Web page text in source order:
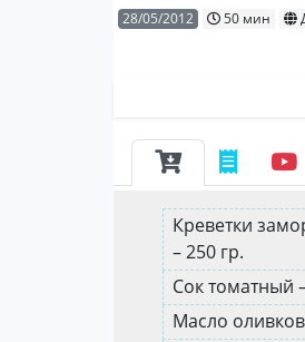
28/05/2012 50 мин
Креветки
– 250 гр.
Сок томатный
Масло